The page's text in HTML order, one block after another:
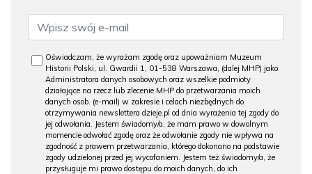
Oświadczam, że wyrażam zgodę oraz upoważniam Muzeum
Historii Polski, ul. Gwardii 1, 01-538 Warszawa, (dalej MHP) jako
Administratora danych osobowych oraz wszelkie podmioty
działające na rzecz lub zlecenie MHP do przetwarzania moich
danych osob. (e-mail) w zakresie i celach niezbędnych do
otrzymywania newslettera dzieje.pl od dnia wyrażenia tej zgody do
jej odwołania. Jestem świadomy/a, że mam prawo w dowolnym
momencie odwołać zgodę oraz że odwołanie zgody nie wpływa na
zgodność z prawem przetwarzania, którego dokonano na podstawie
zgody udzielonej przed jej wycofaniem. Jestem też świadomy/a, że
przysługuje mi prawo dostępu do moich danych, do ich